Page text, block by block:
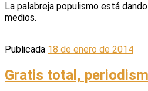
La palabreja populismo está
medios.
Publicada 18 de enero de 2014
Gratis total,